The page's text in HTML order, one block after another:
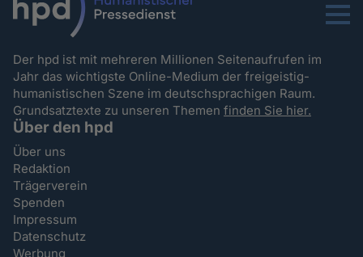
Menu
Der hpd ist mit mehreren Millionen Seitenaufrufen im
Jahr das wichtigste Online-Medium der freigeistig-
humanistischen Szene im deutschsprachigen Raum.
Grundsatztexte zu unseren Themenfinden Sie hier.
Über den hpd
Über uns
Redaktion
Trägerverein
Spenden
Impressum
Datenschutz
Werbung